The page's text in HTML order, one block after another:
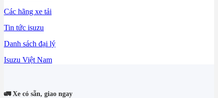
Các hãng xe tải
Tin tức isuzu
Danh sách đại lý
Isuzu Việt Nam
🚛 Xe có sẵn, giao ngay